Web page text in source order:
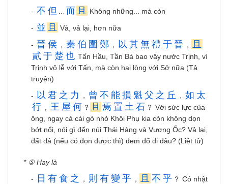
- 不 但 而 且 Không những... mà còn
- 並 且 Và, vả lại, hơn nữa
- 晉 侯 ， 秦 伯 圍 鄭 ， 以 其 無 禮 于 晉 ，
且
貳 于 楚 也 Tấn Hầu, Tần Bá bao vây nước Trịnh, vì
Trịnh vô lễ với Tấn, mà còn hai lòng với Sở nữa (Tả
truyện)
- 以 君 之 力 ， 曾 不 能 損 魁 父 之 丘 ， 如 太
行 ， 王 屋 何 ？ 且 焉 置 土 石 ？ Với sức lực của
ông, ngay cả cái gò nhỏ Khôi Phụ kia còn không dọn
bớt nổi, nói gì đến núi Thái Hàng và Vương Ốc? Vả lại,
đất đá (nếu có dọn được thì) đem đổ đi đâu? (Liệt tử)
* ⑤ Hay là
- 日 有 食 之 ， 則 有 變 乎 ， 且 不 乎 ？ Có nhật